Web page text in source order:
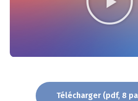
Télécharger (pdf, 8